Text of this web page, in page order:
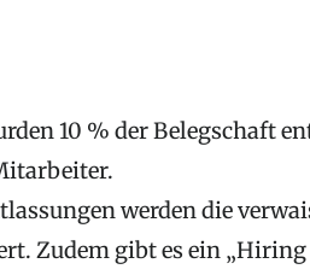
10 % der Belegschaft
werden die
Zudem gibt es ein